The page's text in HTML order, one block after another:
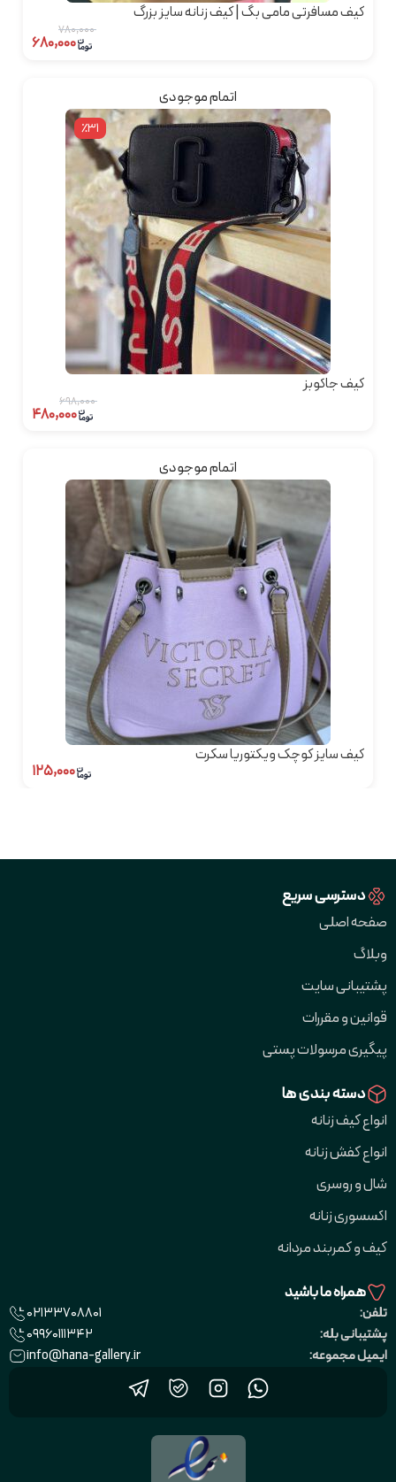
کیف مسافرتی مامی بگ | کیف زنانه سایز بزرگ
۷۸۰,۰۰۰
اتمام موجودی
٪31
کیف جاکوبز
۶۹۸,۰۰۰
اتمام موجودی
کیف سایز کوچک ویکتوریا سکرت
دسترسی سریع
صفحه اصلی
وبلاگ
پشتیبانی سایت
قوانین و مقررات
پیگیری مرسولات پستی
دسته بندی ها
انواع کیف زنانه
انواع کفش زنانه
شال و روسری
اکسسوری زنانه
کیف و کمربند مردانه
همراه ما باشید
تلفن:
02133708801
پشتیبانی بله:
09960111342
ایمیل مجموعه:
info@hana-gallery.ir